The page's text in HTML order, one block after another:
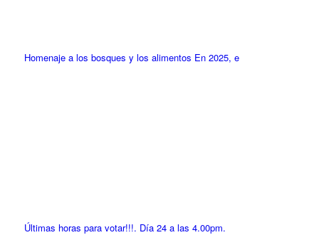
Homenaje a los bosques y los alimentos En 2025, e
Últimas horas para votar!!!. Día 24 a las 4.00pm.